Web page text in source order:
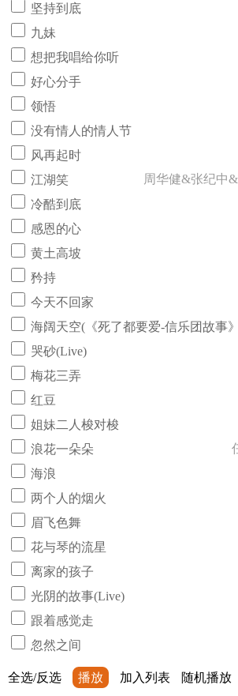
坚持到底
九妹
想把我唱给你听
好心分手
领悟
没有情人的情人节
风再起时
江湖笑
周华健&张纪中
冷酷到底
感恩的心
黄土高坡
矜持
今天不回家
海阔天空(《死了都要爱-信乐团故事
哭砂(Live)
梅花三弄
红豆
姐妹二人梭对梭
浪花一朵朵
海浪
两个人的烟火
眉飞色舞
花与琴的流星
离家的孩子
光阴的故事(Live)
跟着感觉走
忽然之间
全选/反选 播放 加入列表 随机播放